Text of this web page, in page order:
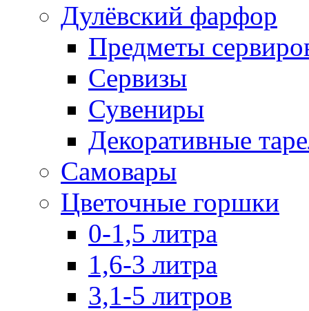
Дулёвский фарфор
Предметы
Сервизы
Сувениры
Декоративные
Самовары
Цветочные горшки
0-1,5 литра
1,6-3 литра
3,1-5 литров